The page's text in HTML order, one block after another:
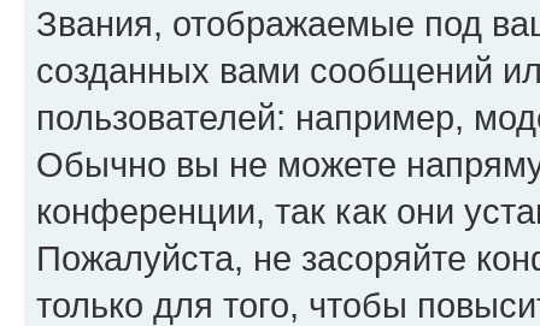
Звания, отображаемые под
созданных вами сообщений
пользователей: например,
Обычно вы не можете
конференции, так как они
Пожалуйста, не засоряйте
только для того, чтобы